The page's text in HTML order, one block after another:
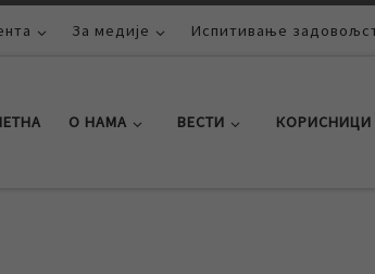
За медије Испитивање
О НАМА ВЕСТИ КОРИСНИЦИ